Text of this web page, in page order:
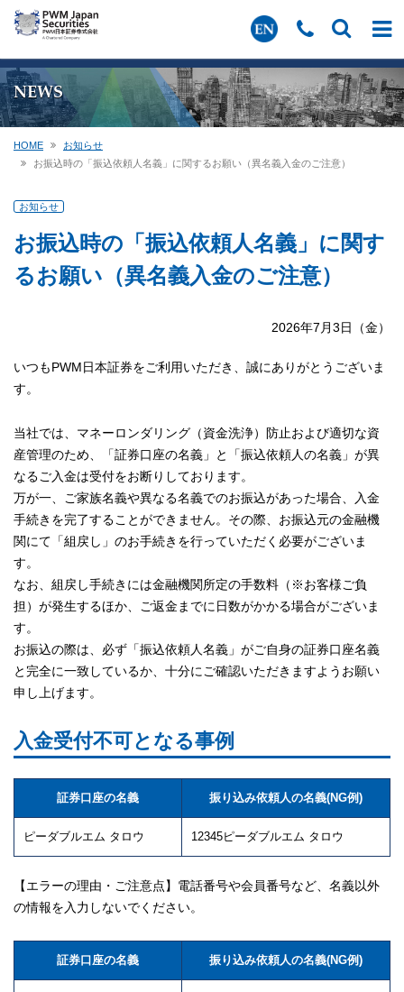
NEWS
HOME
お知らせ
お振込時の「振込依頼人名義」に関するお願い（異名義入金のご注意）
お知らせ
お振込時の「振込依頼人名義」に関す
るお願い（異名義入金のご注意）
2026年7月3日（金）
いつもPWM日本証券をご利用いただき、誠にありがとうございま
す。
当社では、マネーロンダリング（資金洗浄）防止および適切な資
産管理のため、「証券口座の名義」と「振込依頼人の名義」が異
なるご入金は受付をお断りしております。
万が一、ご家族名義や異なる名義でのお振込があった場合、入金
手続きを完了することができません。その際、お振込元の金融機
関にて「組戻し」のお手続きを行っていただく必要がございま
す。
なお、組戻し手続きには金融機関所定の手数料（※お客様ご負
担）が発生するほか、ご返金までに日数がかかる場合がございま
す。
お振込の際は、必ず「振込依頼人名義」がご自身の証券口座名義
と完全に一致しているか、十分にご確認いただきますようお願い
申し上げます。
入金受付不可となる事例
証券口座の名義 振り込み依頼人の名義(NG例)
ピーダブルエム タロウ 12345ピーダブルエム タロウ
【エラーの理由・ご注意点】電話番号や会員番号など、名義以外
の情報を入力しないでください。
証券口座の名義 振り込み依頼人の名義(NG例)